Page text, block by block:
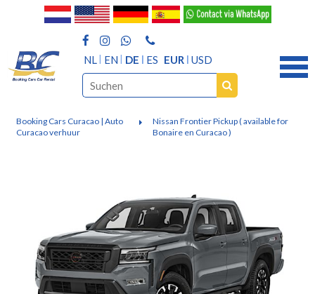
NL EN DE ES EUR USD
Booking Cars Curacao | Auto
Curacao verhuur
Nissan Frontier Pickup ( available for
Bonaire en Curacao )